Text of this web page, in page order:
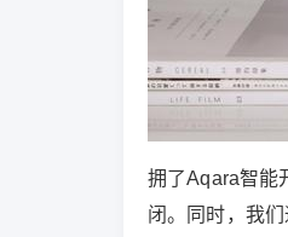
拥了Aqara智能
闭。同时，我